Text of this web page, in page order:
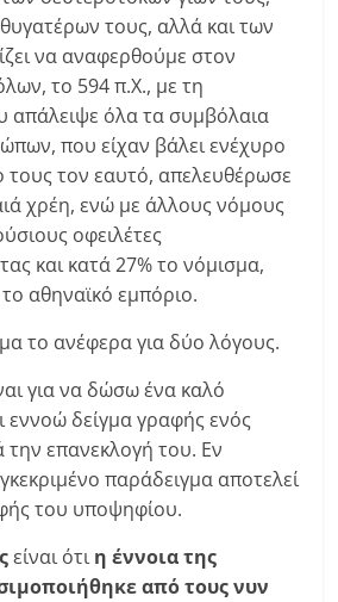
τους, αλλά και των
να αναφερθούμε στον
το 594 π.Χ., με τη
απάλειψε όλα τα συμβόλαια
που είχαν βάλει ενέχυρο
τους τον εαυτό, απελευθέρωσε
χρέη, ενώ με άλλους νόμους
οφειλέτες
και κατά 27% το νόμισμα,
αθηναϊκό εμπόριο.
το ανέφερα για δύο λόγους.
για να δώσω ένα καλό
εννοώ δείγμα γραφής ενός
επανεκλογή του. Εν
παράδειγμα αποτελεί
του υποψηφίου.
είναι ότι η έννοια της
από τους νυν